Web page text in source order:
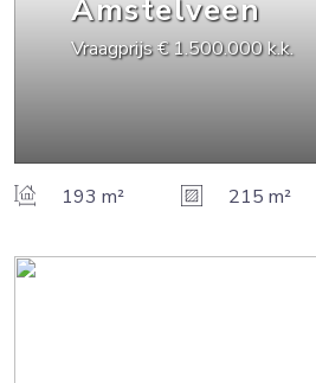
Amstelveen
Vraagprijs€ 1.500.000k.k.
193 m² 215 m²